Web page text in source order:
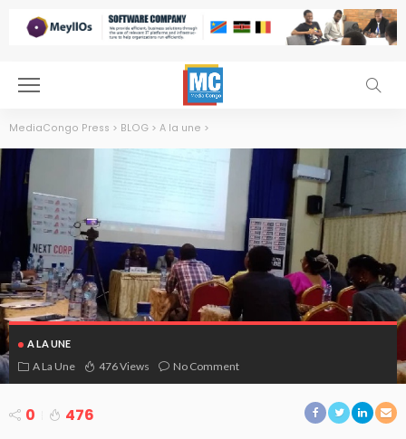
MediaCongo Press > BLOG > A la une >
A LA UNE
A La Une 476 Views No Comment
0 476